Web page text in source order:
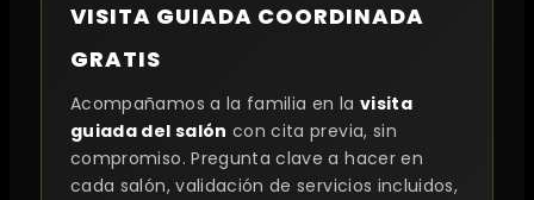
VISITA GUIADA COORDINADA
GRATIS
Acompañamos a la familia en la visita
guiada del salón con cita previa, sin
compromiso. Pregunta clave a hacer en
cada salón, validación de servicios incluidos,